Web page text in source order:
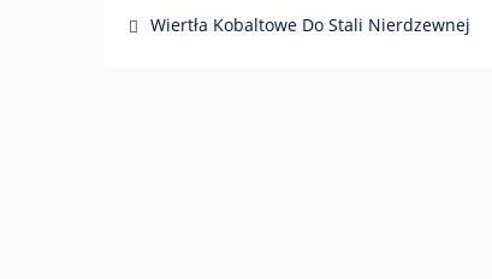
Wiertła Kobaltowe Do Stali Nierdzewnej